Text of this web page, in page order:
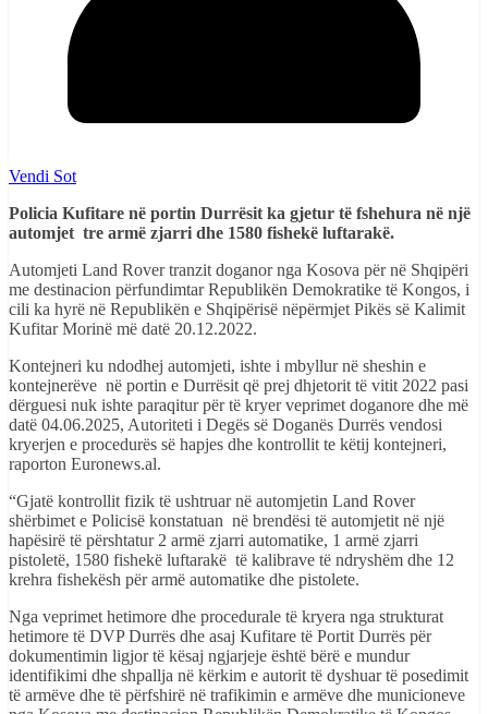
Vendi Sot
Policia Kufitare në portin Durrësit ka gjetur të fshehura në një
automjet tre armë zjarri dhe 1580 fishekë luftarakë.
Automjeti Land Rover tranzit doganor nga Kosova për në Shqipëri
me destinacion përfundimtar Republikën Demokratike të Kongos, i
cili ka hyrë në Republikën e Shqipërisë nëpërmjet Pikës së Kalimit
Kufitar Morinë më datë 20.12.2022.
Kontejneri ku ndodhej automjeti, ishte i mbyllur në sheshin e
kontejnerëve në portin e Durrësit që prej dhjetorit të vitit 2022 pasi
dërguesi nuk ishte paraqitur për të kryer veprimet doganore dhe më
datë 04.06.2025, Autoriteti i Degës së Doganës Durrës vendosi
kryerjen e procedurës së hapjes dhe kontrollit te këtij kontejneri,
raporton Euronews.al.
“Gjatë kontrollit fizik të ushtruar në automjetin Land Rover
shërbimet e Policisë konstatuan në brendësi të automjetit në një
hapësirë të përshtatur 2 armë zjarri automatike, 1 armë zjarri
pistoletë, 1580 fishekë luftarakë të kalibrave të ndryshëm dhe 12
krehra fishekësh për armë automatike dhe pistolete.
Nga veprimet hetimore dhe procedurale të kryera nga strukturat
hetimore të DVP Durrës dhe asaj Kufitare të Portit Durrës për
dokumentimin ligjor të kësaj ngjarjeje është bërë e mundur
identifikimi dhe shpallja në kërkim e autorit të dyshuar të posedimit
të armëve dhe të përfshirë në trafikimin e armëve dhe municioneve